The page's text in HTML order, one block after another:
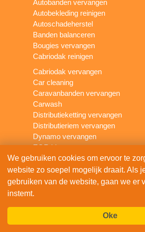
Autobanden vervangen
Autobekleding reinigen
Autoschadeherstel
Banden balanceren
Bougies vervangen
Cabriodak reinigen
Cabriodak vervangen
Car cleaning
Caravanbanden vervangen
Carwash
Distributieketting vervangen
Distributieriem vervangen
Dynamo vervangen
EGR klep vervangen
Grote beurt auto
Katalysator vervangen
Kleine beurt auto
Lakschade herstellen
We gebruiken cookies om ervoor te
website zo soepel mogelijk draait. Als
gebruiken van de website, gaan we er
instemt.
Oke